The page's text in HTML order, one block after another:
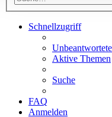
Schnellzugriff
Aktive Themen
Suche
FAQ
Anmelden